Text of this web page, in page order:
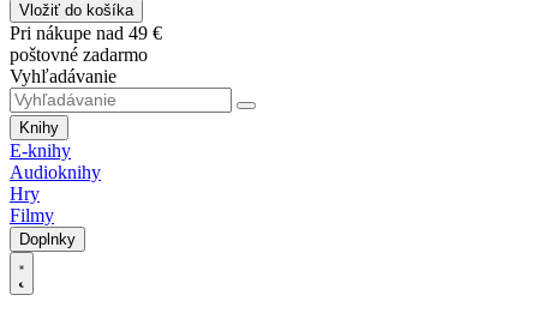
Vložiť do košíka
Pri nákupe nad 49 €
poštovné zadarmo
Vyhľadávanie
Knihy
E-knihy
Audioknihy
Hry
Filmy
Doplnky